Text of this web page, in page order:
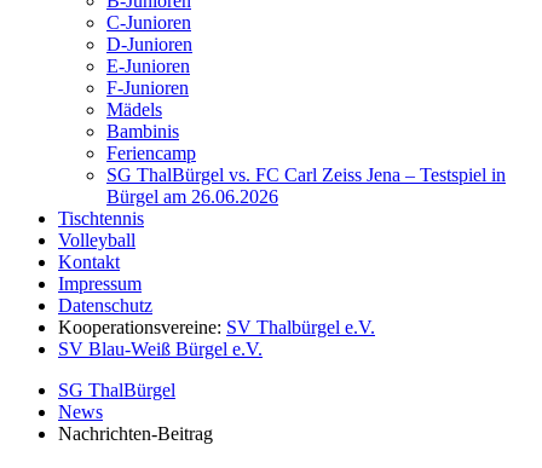
C-Junioren
D-Junioren
E-Junioren
F-Junioren
Mädels
Bambinis
Feriencamp
SG ThalBürgel vs. FC Carl Zeiss Jena – Testspiel in
Bürgel am 26.06.2026
Tischtennis
Volleyball
Kontakt
Impressum
Datenschutz
Kooperationsvereine: SV Thalbürgel e.V.
SV Blau-Weiß Bürgel e.V.
SG ThalBürgel
News
Nachrichten-Beitrag